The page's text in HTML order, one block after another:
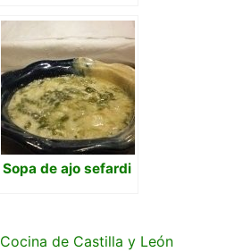
Sopa de ajo sefardi
Cocina de Castilla y León